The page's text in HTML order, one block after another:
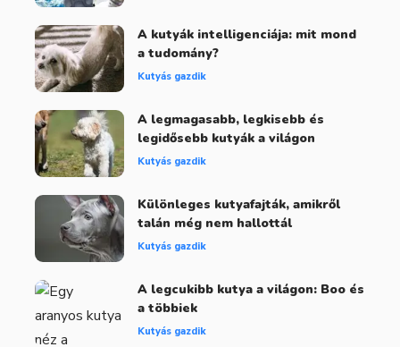
A kutyák intelligenciája: mit mond
a tudomány?
Kutyás gazdik
A legmagasabb, legkisebb és
legidősebb kutyák a világon
Kutyás gazdik
Különleges kutyafajták, amikről
talán még nem hallottál
Kutyás gazdik
A legcukibb kutya a világon: Boo és
a többiek
Kutyás gazdik